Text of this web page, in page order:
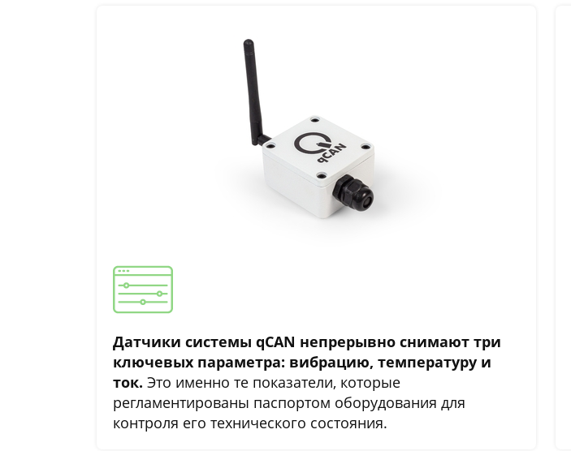
Датчики системы qCAN непрерывно снимают три
ключевых параметра: вибрацию, температуру и
ток. Это именно те показатели, которые
регламентированы паспортом оборудования для
контроля его технического состояния.